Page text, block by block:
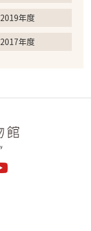
2019年度
2017年度